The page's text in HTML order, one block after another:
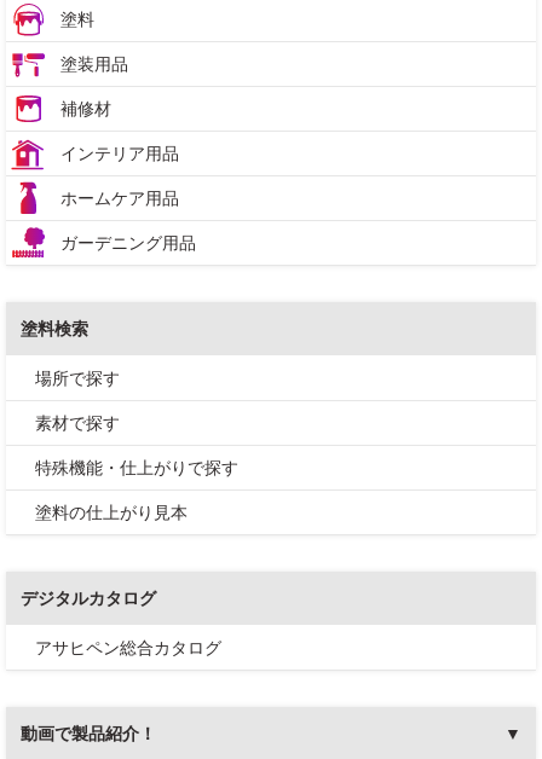
塗料
塗装用品
補修材
インテリア用品
ホームケア用品
ガーデニング用品
塗料検索
場所で探す
素材で探す
特殊機能・仕上がりで探す
塗料の仕上がり見本
デジタルカタログ
アサヒペン総合カタログ
動画で製品紹介！